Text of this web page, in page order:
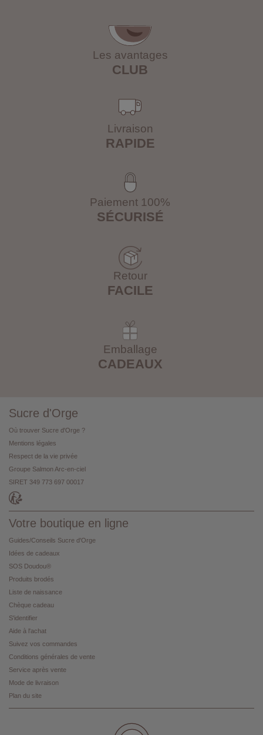
Les avantages
CLUB
Livraison
RAPIDE
Paiement 100%
SÉCURISÉ
Retour
FACILE
Emballage
CADEAUX
Sucre d'Orge
Où trouver Sucre d'Orge ?
Mentions légales
Respect de la vie privée
Groupe Salmon Arc-en-ciel
SIRET 349 773 697 00017
Votre boutique en ligne
Guides/Conseils Sucre d'Orge
Idées de cadeaux
SOS Doudou®
Produits brodés
Liste de naissance
Chèque cadeau
S'identifier
Aide à l'achat
Suivez vos commandes
Conditions générales de vente
Service après vente
Mode de livraison
Plan du site